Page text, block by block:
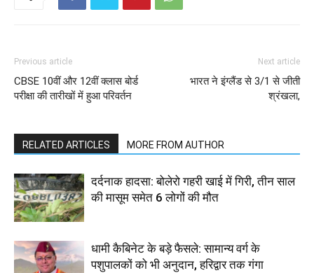
Previous article
CBSE 10वीं और 12वीं क्लास बोर्ड
परीक्षा की तारीखों में हुआ परिवर्तन
Next article
भारत ने इंग्लैंड से 3/1 से जीती
श्रंखला,
RELATED ARTICLES MORE FROM AUTHOR
दर्दनाक हादसा: बोलेरो गहरी खाई में गिरी, तीन साल
की मासूम समेत 6 लोगों की मौत
धामी कैबिनेट के बड़े फैसले: सामान्य वर्ग के
पशुपालकों को भी अनुदान, हरिद्वार तक गंगा